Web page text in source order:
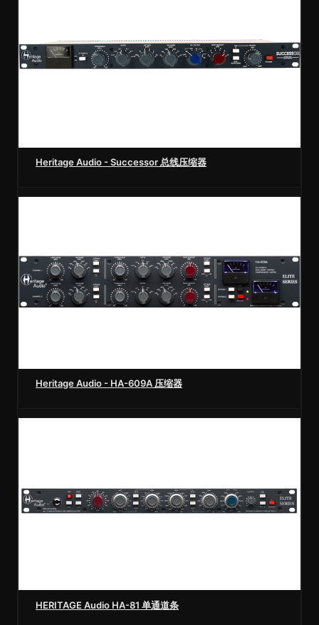
Heritage Audio - Successor 总线压缩器
Heritage Audio - HA-609A 压缩器
HERITAGE Audio HA-81 单通道条